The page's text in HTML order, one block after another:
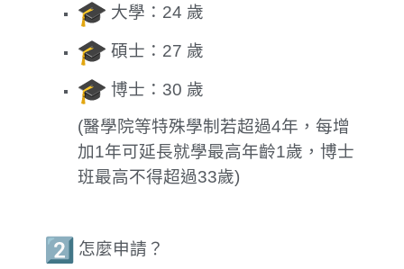
大學：24 歲
碩士：27 歲
博士：30 歲
(醫學院等特殊學制若超過4年，每增
加1年可延長就學最高年齡1歲，博士
班最高不得超過33歲)
怎麼申請？